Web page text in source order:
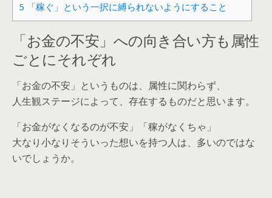
5 「稼ぐ」という一択に縛られないようにすること
「お金の不安」への向き合い方も属性
ごとにそれぞれ
「お金の不安」というものは、属性に関わらず、
人生観ステージによって、存在するものだと思います。
「お金がなくなるのが不安」「稼がなくちゃ」
大なり小なりそういった想いを持つ人は、多いのではな
いでしょうか。